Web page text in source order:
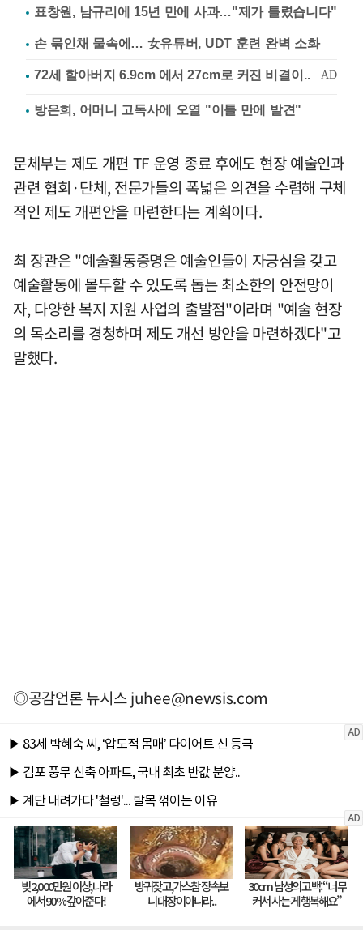
표창원, 남규리에 15년 만에 사과…"제가 틀렸습니다"
손 묶인채 물속에… 女유튜버, UDT 훈련 완벽 소화
방은희, 어머니 고독사에 오열 "이틀 만에 발견"
문체부는 제도 개편 TF 운영 종료 후에도 현장 예술인과
관련 협회·단체, 전문가들의 폭넓은 의견을 수렴해 구체
적인 제도 개편안을 마련한다는 계획이다.
최 장관은 "예술활동증명은 예술인들이 자긍심을 갖고
예술활동에 몰두할 수 있도록 돕는 최소한의 안전망이
자, 다양한 복지 지원 사업의 출발점"이라며 "예술 현장
의 목소리를 경청하며 제도 개선 방안을 마련하겠다"고
말했다.
◎공감언론 뉴시스juhee@newsis.com